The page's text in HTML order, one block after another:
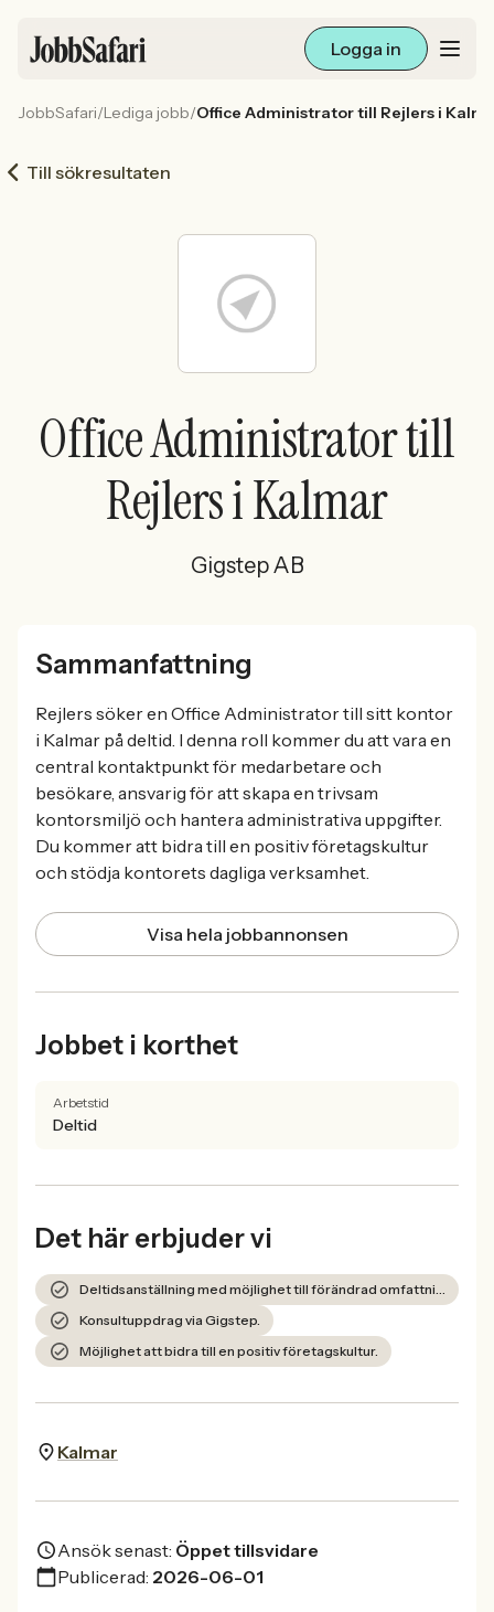
Logga in
Arbetsliv och karriär
För arbetsgivare
Sök med AI
Ny här? Skapa konto
JobbSafari/Lediga jobb/Office Administrator till Rejlers i
Till sökresultaten
Office Administrator till
Rejlers i Kalmar
Gigstep AB
Sammanfattning
Rejlers söker en Office Administrator till sitt kontor
i Kalmar på deltid. I denna roll kommer du att vara en
central kontaktpunkt för medarbetare och
besökare, ansvarig för att skapa en trivsam
kontorsmiljö och hantera administrativa uppgifter.
Du kommer att bidra till en positiv företagskultur
och stödja kontorets dagliga verksamhet.
Visa hela jobbannonsen
Jobbet i korthet
Arbetstid
Deltid
Det här erbjuder vi
Deltidsanställning med möjlighet till förändrad omfattning.
Konsultuppdrag via Gigstep.
Möjlighet att bidra till en positiv företagskultur.
Kalmar
Ansök senast: Öppet tillsvidare
Publicerad: 2026-06-01